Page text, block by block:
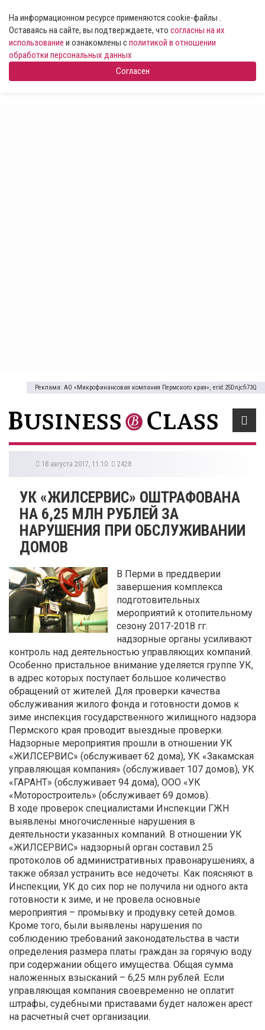
На информационном ресурсе применяются cookie-файлы .
Оставаясь на сайте, вы подтверждаете, что согласны на их
использование и ознакомлены сполитикой в отношении
обработки персональных данных
Согласен
Реклама: АО «Микрофинансовая компания Пермского края», erid:2SDnjcfi73Q
18 августа 2017, 11:10 2428
УК «ЖИЛСЕРВИС» ОШТРАФОВАНА
НА 6,25 МЛН РУБЛЕЙ ЗА
НАРУШЕНИЯ ПРИ ОБСЛУЖИВАНИИ
ДОМОВ
В Перми в преддверии
завершения комплекса
подготовительных
мероприятий к отопительному
сезону 2017-2018 гг.
надзорные органы усиливают
контроль над деятельностью управляющих компаний.
Особенно пристальное внимание уделяется группе УК,
в адрес которых поступает большое количество
обращений от жителей. Для проверки качества
обслуживания жилого фонда и готовности домов к
зиме инспекция государственного жилищного надзора
Пермского края проводит выездные проверки.
Надзорные мероприятия прошли в отношении УК
«ЖИЛСЕРВИС» (обслуживает 62 дома), УК «Закамская
управляющая компания» (обслуживает 107 домов), УК
«ГАРАНТ» (обслуживает 94 дома), ООО «УК
«Моторостроитель» (обслуживает 69 домов).
В ходе проверок специалистами Инспекции ГЖН
выявлены многочисленные нарушения в
деятельности указанных компаний. В отношении УК
«ЖИЛСЕРВИС» надзорный орган составил 25
протоколов об административных правонарушениях, а
также обязал устранить все недочеты. Как поясняют в
Инспекции, УК до сих пор не получила ни одного акта
готовности к зиме, и не провела основные
мероприятия – промывку и продувку сетей домов.
Кроме того, были выявлены нарушения по
соблюдению требований законодательства в части
определения размера платы граждан за горячую воду
при содержании общего имущества. Общая сумма
наложенных взысканий – 6,25 млн рублей. Если
управляющая компания своевременно не оплатит
штрафы, судебными приставами будет наложен арест
на расчетный счет организации.